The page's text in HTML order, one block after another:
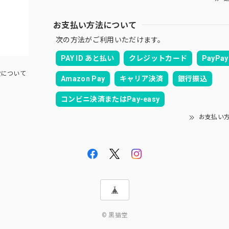
ついて
お支払い方法について
次の方法がご利用いただけます。
PAY ID あと払い クレジットカード PayPay
Amazon Pay キャリア決済 銀行振込
コンビニ決済またはPay-easy
お支払い
© 黒猫堂